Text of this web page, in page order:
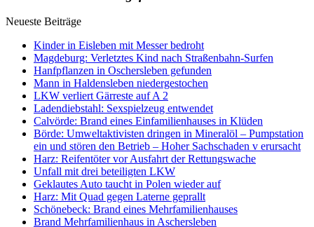
Neueste Beiträge
Kinder in Eisleben mit Messer bedroht
Magdeburg: Verletztes Kind nach Straßenbahn-Surfen
Hanfpflanzen in Oschersleben gefunden
Mann in Haldensleben niedergestochen
LKW verliert Gärreste auf A 2
Ladendiebstahl: Sexspielzeug entwendet
Calvörde: Brand eines Einfamilienhauses in Klüden
Börde: Umweltaktivisten dringen in Mineralöl – Pumpstation
ein und stören den Betrieb – Hoher Sachschaden v erursacht
Harz: Reifentöter vor Ausfahrt der Rettungswache
Unfall mit drei beteiligten LKW
Geklautes Auto taucht in Polen wieder auf
Harz: Mit Quad gegen Laterne geprallt
Schönebeck: Brand eines Mehrfamilienhauses
Brand Mehrfamilienhaus in Aschersleben